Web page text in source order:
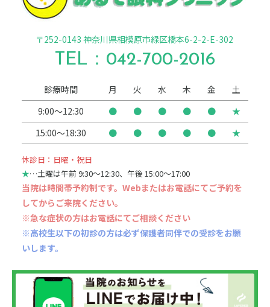
〒252-0143 神奈川県相模原市緑区橋本6-2-2-E-302
TEL： 042-700-2016
診療時間 月 火 水 木 金
土
9:00～12:30
● ● ● ● ●
★
15:00～18:30
● ● ● ● ● ★
休診日：日曜・祝日
★…土曜は午前 9:30〜12:30、午後 15:00〜17:00
当院は時間帯予約制です。Webまたはお電話にてご予約を
してからご来院ください。
※急な症状の方はお電話にてご相談ください
※高校生以下の初診の方は必ず保護者同伴での受診をお願
いします。